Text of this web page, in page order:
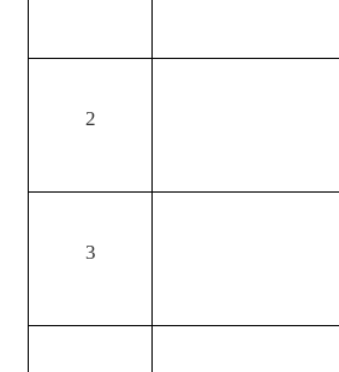
2
3